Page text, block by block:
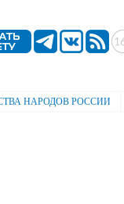
содержанию
НАРОДОВ РОССИИ